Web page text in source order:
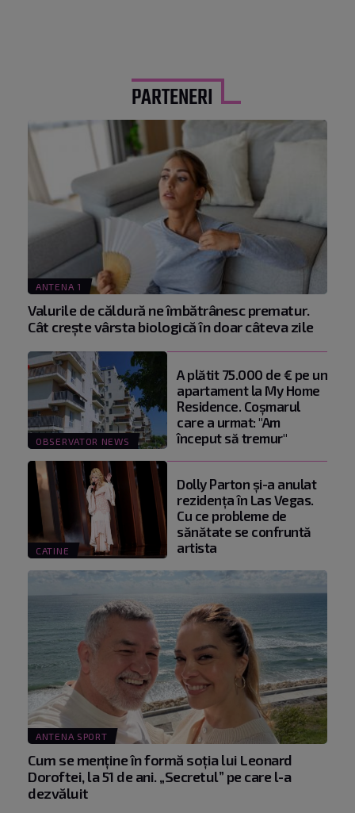
PARTENERI
ANTENA 1
Valurile de căldură ne îmbătrânesc prematur.
Cât crește vârsta biologică în doar câteva zile
OBSERVATOR NEWS
A plătit 75.000 de € pe un
apartament la My Home
Residence. Coşmarul
care a urmat: "Am
început să tremur"
CATINE
Dolly Parton și-a anulat
rezidența în Las Vegas.
Cu ce probleme de
sănătate se confruntă
artista
ANTENA SPORT
Cum se menţine în formă soţia lui Leonard
Doroftei, la 51 de ani. „Secretul” pe care l-a
dezvăluit